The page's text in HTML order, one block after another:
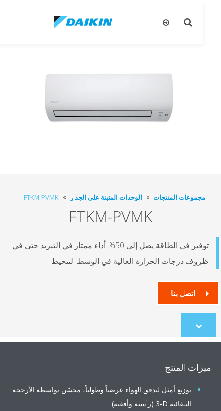
المنتجات الوحدات المثبتة على الجدار FTKM-PVMK
FTKM-PVMK
توفير في الطاقة يصل إلى 50%. أداء ممتاز في التبريد حتى في
درجات الحرارة العالية في الوسط المحيط
اتصل بنا
Scroll
to
المنتج
توزيع أمثل لتدفق الهواء عرضياً وطولياً، محسّن بواسطة الأرجحة
التلقائية ‎3-D (رأسية وأفقية)